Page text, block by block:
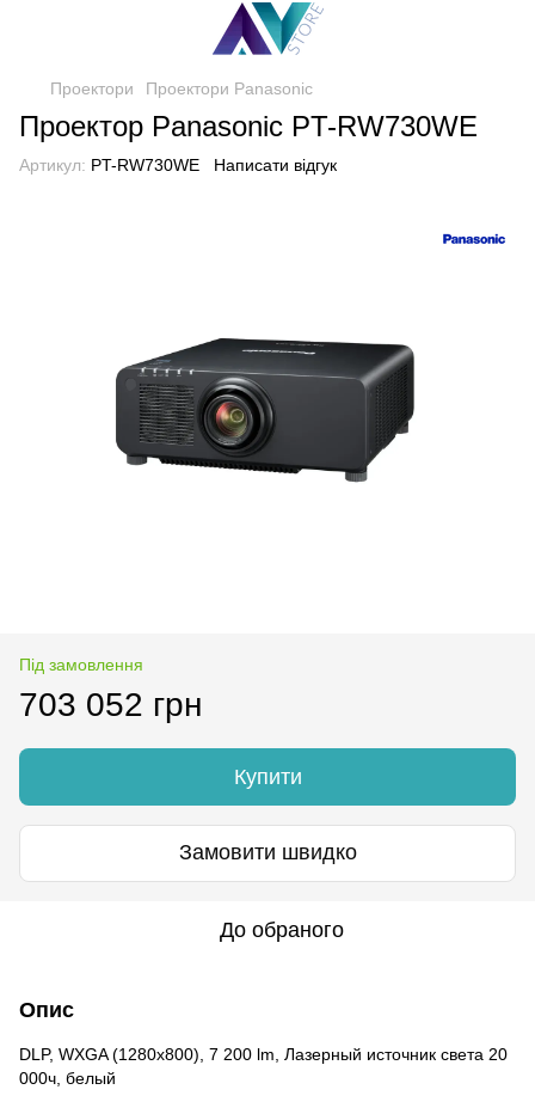
Проектори Проектори Panasonic
Проектор Panasonic PT-RW730WE
Артикул: PT-RW730WE Написати відгук
Під замовлення
703 052 грн
Купити
Замовити швидко
До обраного
Опис
DLP, WXGA (1280x800), 7 200 lm, Лазерный источник света 20
000ч, белый